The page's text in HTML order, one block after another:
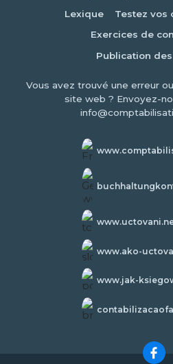
Lexique
Testez vos
Exercices de
Publication
Vous avez trouvé une erreur
site web ? Envoyez-
www.ako-
www.jak-